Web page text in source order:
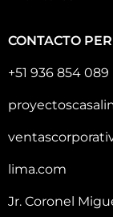
CONTACTO
+51 936 854 089
lima.com
Jr. Coronel